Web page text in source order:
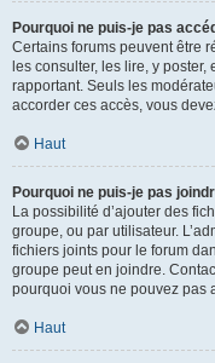
Pourquoi ne puis-je pas
Certains forums peuvent être
les consulter, les lire, y poster,
rapportant. Seuls les
accorder ces accès, vous
Haut
Pourquoi ne puis-je pas
La possibilité d’ajouter des
groupe, ou par utilisateur.
fichiers joints pour le forum
groupe peut en joindre.
pourquoi vous ne pouvez pas
Haut